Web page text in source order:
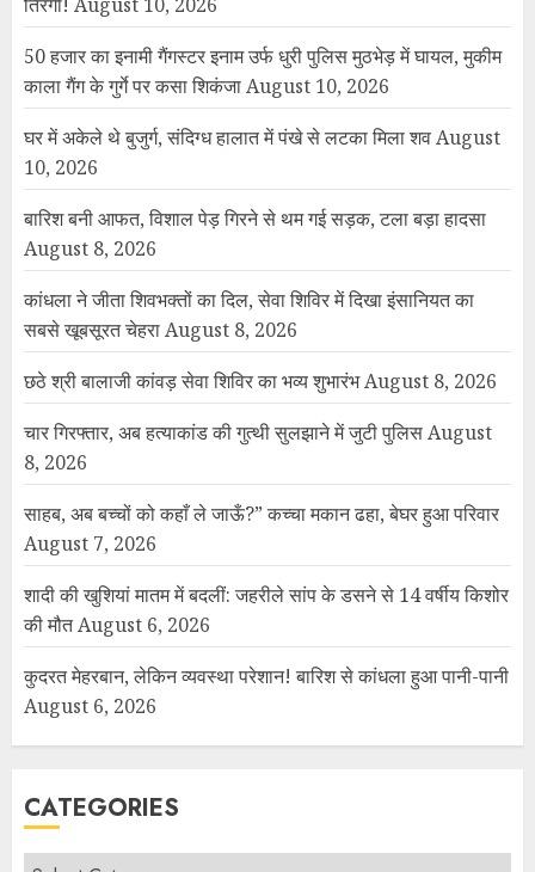
50 हजार का इनामी गैंगस्टर इनाम उर्फ धुरी पुलिस मुठभेड़ में घायल, मुकीम
काला गैंग के गुर्गे पर कसा शिकंजाAugust 10, 2026
घर में अकेले थे बुजुर्ग, संदिग्ध हालात में पंखे से लटका मिला शवAugust
10, 2026
बारिश बनी आफत, विशाल पेड़ गिरने से थम गई सड़क, टला बड़ा हादसा
August 8, 2026
कांधला ने जीता शिवभक्तों का दिल, सेवा शिविर में दिखा इंसानियत का
सबसे खूबसूरत चेहराAugust 8, 2026
छठे श्री बालाजी कांवड़ सेवा शिविर का भव्य शुभारंभAugust 8, 2026
चार गिरफ्तार, अब हत्याकांड की गुत्थी सुलझाने में जुटी पुलिसAugust
8, 2026
साहब, अब बच्चों को कहाँ ले जाऊँ?” कच्चा मकान ढहा, बेघर हुआ परिवार
August 7, 2026
शादी की खुशियां मातम में बदलीं: जहरीले सांप के डसने से 14 वर्षीय किशोर
की मौतAugust 6, 2026
कुदरत मेहरबान, लेकिन व्यवस्था परेशान! बारिश से कांधला हुआ पानी-पानी
August 6, 2026
CATEGORIES